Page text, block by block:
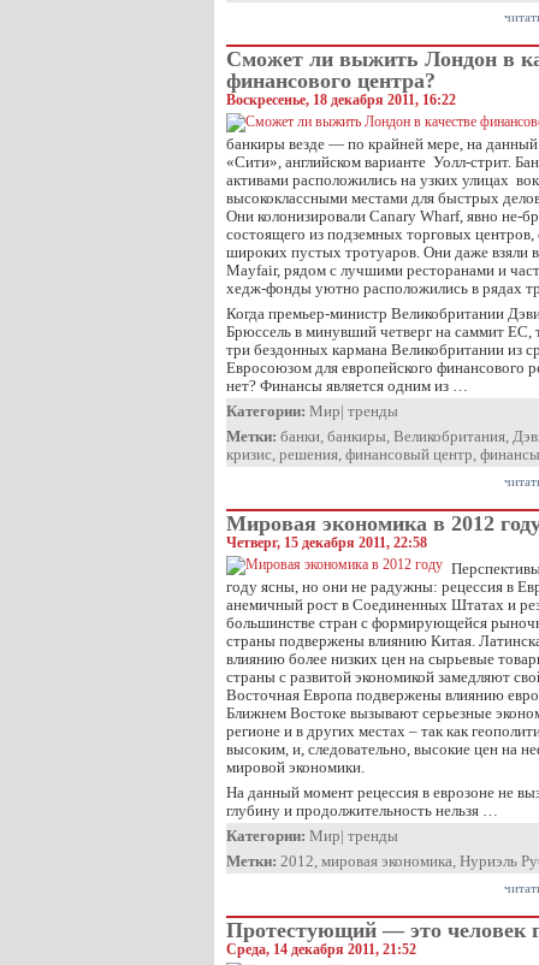
Сможет ли выжить Лондон в
финансового центра?
Воскресенье, 18 декабря 2011, 16:22
банкиры везде — по крайней мере, на
«Сити», английском варианте Уолл-стрит.
активами расположились на узких улицах
высококлассными местами для быстрых
Они колонизировали Canary Wharf, явно не-
состоящего из подземных торговых
широких пустых тротуаров. Они даже взяли
Mayfair, рядом с лучшими ресторанами и
хедж-фонды уютно расположились в рядах
Когда премьер-министр Великобритании
Брюссель в минувший четверг на саммит ЕС,
три бездонных кармана Великобритании из
Евросоюзом для европейского финансового
нет? Финансы является одним из …
Категории: Мир| тренды
Метки: банки, банкиры, Великобритания,
кризис, решения, финансовый центр, финансы
Мировая экономика в 2012
Четверг, 15 декабря 2011, 22:58
году ясны, но они не радужны: рецессия в
анемичный рост в Соединенных Штатах и
большинстве стран с формирующейся
страны подвержены влиянию Китая.
влиянию более низких цен на сырьевые
страны с развитой экономикой замедляют
Восточная Европа подвержены влиянию
Ближнем Востоке вызывают серьезные
регионе и в других местах – так как
высоким, и, следовательно, высокие цен на
мировой экономики.
На данный момент рецессия в еврозоне не
глубину и продолжительность нельзя …
Категории: Мир| тренды
Метки: 2012, мировая экономика, Нуриэль
Протестующий — это человек
Среда, 14 декабря 2011, 21:52